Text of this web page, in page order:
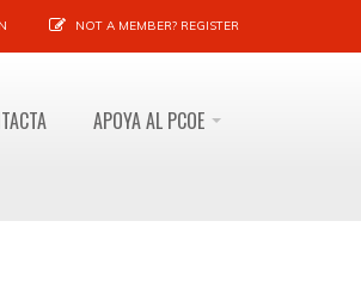
NOT A MEMBER? REGISTER
APOYA AL PCOE